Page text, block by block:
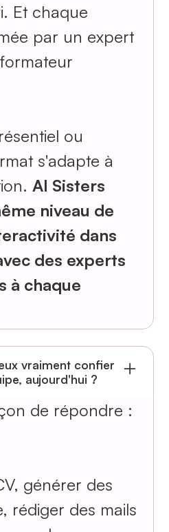
Et chaque
par un expert
ou
s'adapte à
AI Sisters
niveau de
dans
des experts
à chaque
vraiment confier
aujourd'hui ?
de répondre :
générer des
rédiger des mails